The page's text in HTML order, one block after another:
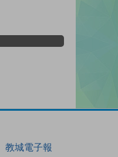
教城電子報